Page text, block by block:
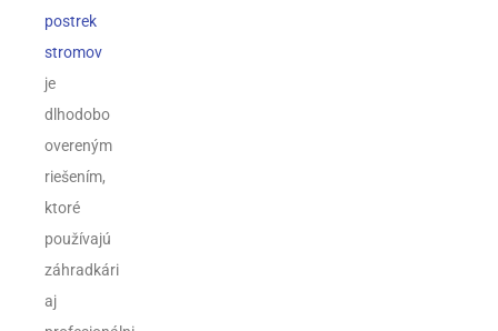
postrek
stromov
je
dlhodobo
overeným
riešením,
ktoré
používajú
záhradkári
aj